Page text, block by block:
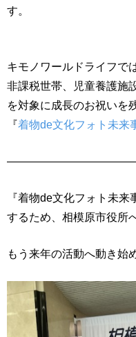
す。
キモノワールドライフで
非課税世帯、児童養護施
を対象に成長のお祝いを
『着物de文化フォト未来
『着物de文化フォト未
するため、相模原市役所
もう来年の活動へ動き始